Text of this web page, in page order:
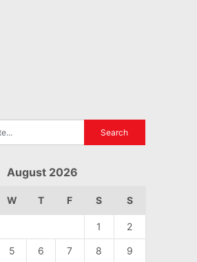
August 2026
W T F S S
1 2
5 6 7 8 9